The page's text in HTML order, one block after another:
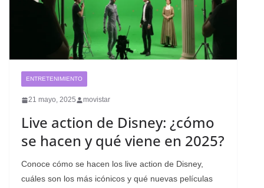
ENTRETENIMIENTO
21 mayo, 2025 movistar
Live action de Disney: ¿cómo
se hacen y qué viene en 2025?
Conoce cómo se hacen los live action de Disney,
cuáles son los más icónicos y qué nuevas películas